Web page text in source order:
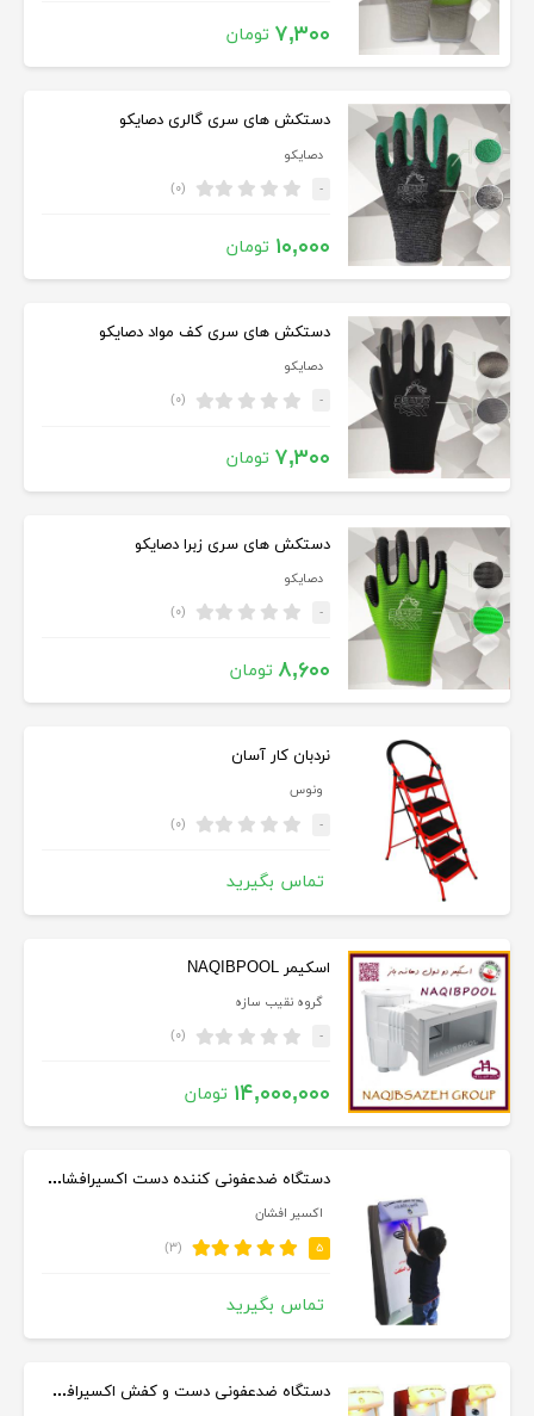
۷,۳۰۰ تومان
دستکش های سری گالری دصایکو
دصایکو
- (۰)
۱۰,۰۰۰ تومان
دستکش های سری کف مواد دصایکو
دصایکو
- (۰)
۷,۳۰۰ تومان
دستکش های سری زبرا دصایکو
دصایکو
- (۰)
۸,۶۰۰ تومان
نردبان کار آسان
ونوس
- (۰)
تماس بگیرید
اسکیمر NAQIBPOOL
گروه نقیب سازه
- (۰)
۱۴,۰۰۰,۰۰۰ تومان
دستگاه ضدعفونی کننده دست اکسیرافشان - اکسیر افشان
اکسیر افشان
۵ (۳)
تماس بگیرید
دستگاه ضدعفونی دست و کفش اکسیرافشان